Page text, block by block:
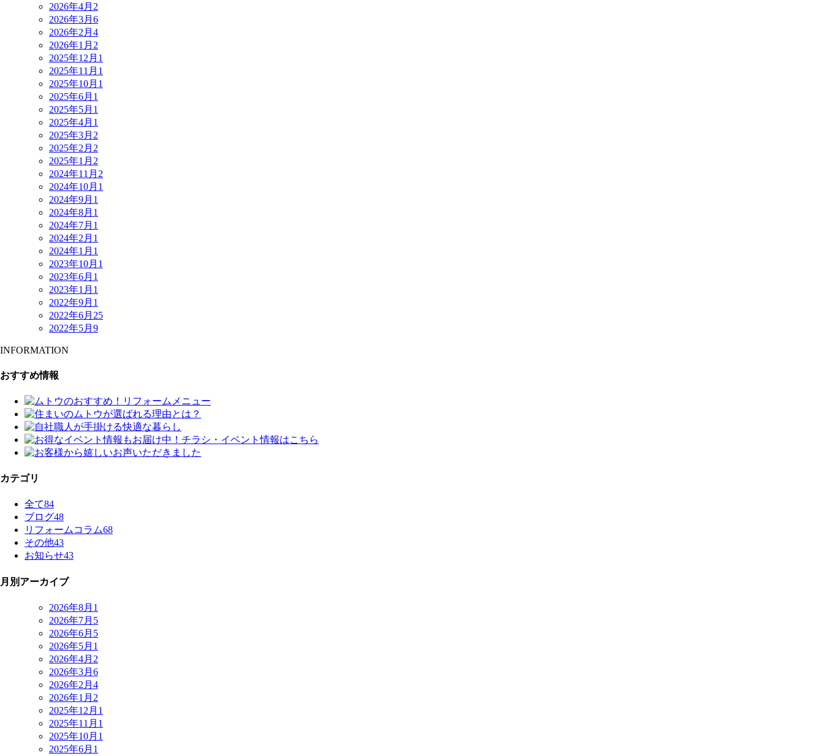
2026年4月 2
2026年3月 6
2026年2月 4
2026年1月 2
2025年12月 1
2025年11月 1
2025年10月 1
2025年6月 1
2025年5月 1
2025年4月 1
2025年3月 2
2025年2月 2
2025年1月 2
2024年11月 2
2024年10月 1
2024年9月 1
2024年8月 1
2024年7月 1
2024年2月 1
2024年1月 1
2023年10月 1
2023年6月 1
2023年1月 1
2022年9月 1
2022年6月 25
2022年5月 9
INFORMATION
おすすめ情報
カテゴリ
全て84
ブログ48
リフォームコラム68
その他43
お知らせ43
月別アーカイブ
2026年8月 1
2026年7月 5
2026年6月 5
2026年5月 1
2026年4月 2
2026年3月 6
2026年2月 4
2026年1月 2
2025年12月 1
2025年11月 1
2025年10月 1
2025年6月 1